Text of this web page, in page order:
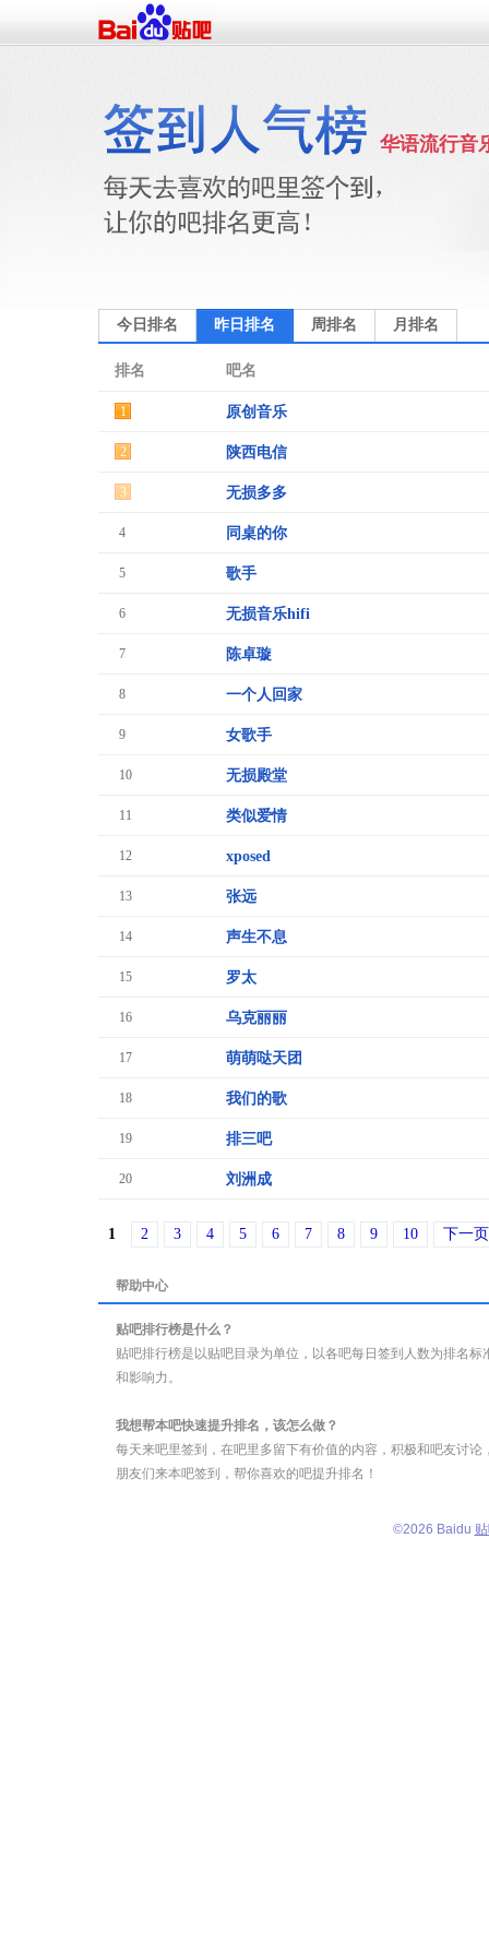
华语流行音
今日排名 昨日排名 周排名 月排名
排名 吧名
1 原创音乐
2 陕西电信
3 无损多多
4 同桌的你
5 歌手
6 无损音乐hifi
7 陈卓璇
8 一个人回家
9 女歌手
10 无损殿堂
11 类似爱情
12 xposed
13 张远
14 声生不息
15 罗太
16 乌克丽丽
17 萌萌哒天团
18 我们的歌
19 排三吧
20 刘洲成
1 2 3 4 5 6 7 8 9 10 下一页
帮助中心
贴吧排行榜是什么？
贴吧排行榜是以贴吧目录为单位，以各吧每日签到人数为排名
和影响力。
我想帮本吧快速提升排名，该怎么做？
每天来吧里签到，在吧里多留下有价值的内容，积极和吧友讨
朋友们来本吧签到，帮你喜欢的吧提升排名！
©2026 Baidu